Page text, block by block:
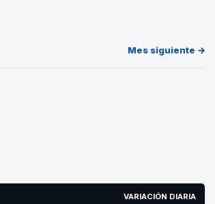
Mes siguiente →
VARIACIÓN DIARIA